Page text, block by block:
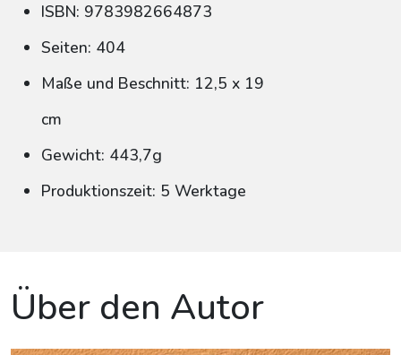
ISBN: 9783982664873
Seiten: 404
Maße und Beschnitt: 12,5 x 19
cm
Gewicht: 443,7g
Produktionszeit: 5 Werktage
Über den Autor